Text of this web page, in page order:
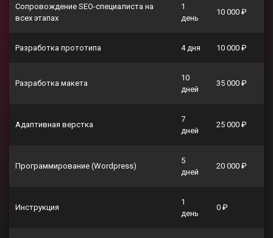
Сопровождение SEO-специалиста на
всех этапах
1
день
10 000 ₽
Разработка прототипа 4 дня 10 000 ₽
Разработка макета
10
дней
35 000 ₽
Адаптивная верстка
7
дней
25 000 ₽
Программирование (Wordpress)
5
дней
20 000 ₽
Инструкция
1
день
0 ₽